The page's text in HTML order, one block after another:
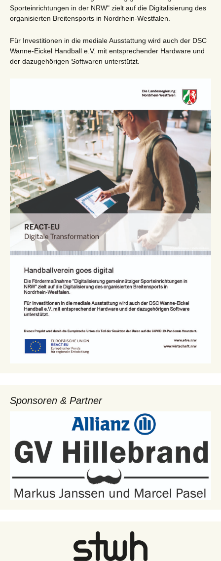
Sporteinrichtungen in der NRW" zielt auf die Digitalisierung des
organisierten Breitensports in Nordrhein-Westfalen.
Für Investitionen in die mediale Ausstattung wird auch der DSC
Wanne-Eickel Handball e.V. mit entsprechender Hardware und
der dazugehörigen Softwaren unterstützt.
Sponsoren & Partner